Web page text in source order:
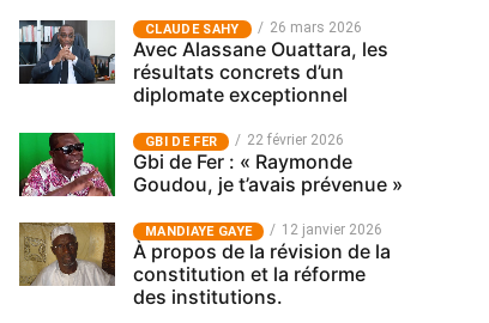
CLAUDE SAHY 26 mars 2026
Avec Alassane Ouattara, les
résultats concrets d’un
diplomate exceptionnel
GBI DE FER 22 février 2026
Gbi de Fer : « Raymonde
Goudou, je t’avais prévenue »
MANDIAYE GAYE 12 janvier 2026
À propos de la révision de la
constitution et la réforme
des institutions.